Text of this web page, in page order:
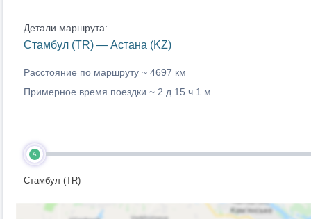
Детали маршрута:
Стамбул (TR) — Астана (KZ)
Расстояние по маршруту ~ 4697 км
Примерное время поездки ~ 2 д 15 ч 1 м
A
Стамбул (TR)